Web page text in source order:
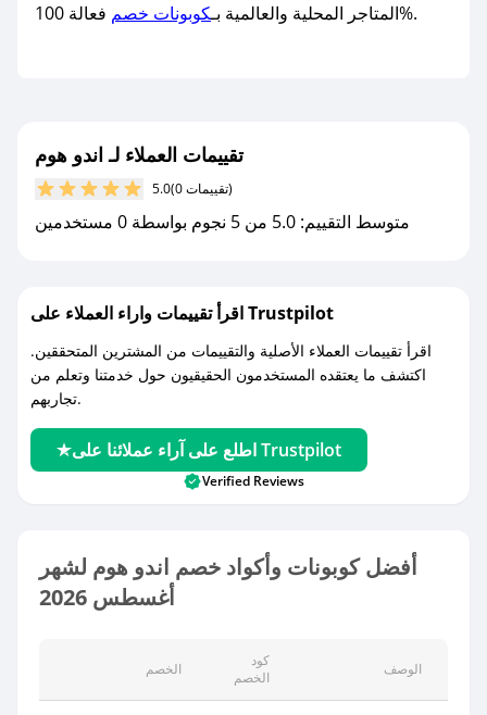
المتاجر المحلية والعالمية بـكوبونات خصم فعالة 100%.
تقييمات العملاء لـ اندو هوم
5.0 (0 تقييمات)
متوسط التقييم: 5.0 من 5 نجوم بواسطة 0 مستخدمين
اقرأ تقييمات واراء العملاء على Trustpilot
اقرأ تقييمات العملاء الأصلية والتقييمات من المشترين المتحققين.
اكتشف ما يعتقده المستخدمون الحقيقيون حول خدمتنا وتعلم من
تجاربهم.
اطلع على آراء عملائنا على Trustpilot
Verified Reviews
أفضل كوبونات وأكواد خصم اندو هوم لشهر
أغسطس 2026
الخصم
كود
الخصم
الوصف